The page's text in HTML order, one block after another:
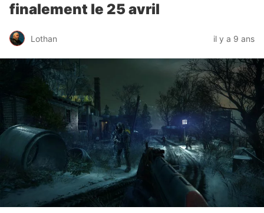
finalement le 25 avril
Lothan il y a 9 ans